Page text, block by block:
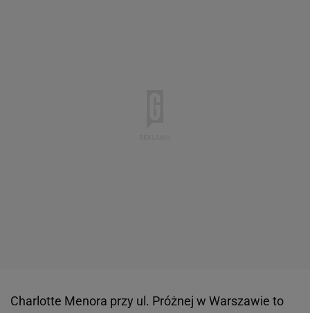
Charlotte Menora przy ul. Próżnej w Warszawie to